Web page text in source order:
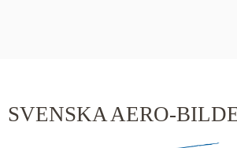
SVENSKA AERO-